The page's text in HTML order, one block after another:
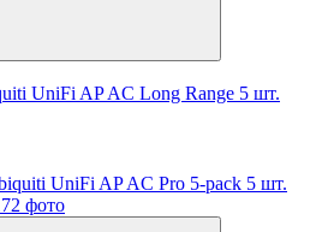
UniFi AP AC Long Range 5 шт.